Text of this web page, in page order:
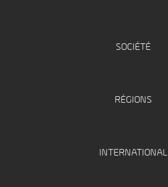
SOCIÉTÉ
RÉGIONS
INTERNATIONAL